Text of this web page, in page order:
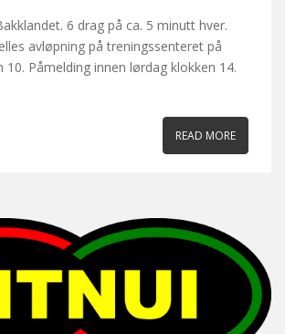
6 drag på ca. 5 minutt hver.
avløpning på treningssenteret på
Påmelding innen lørdag klokken 14.
READ MORE